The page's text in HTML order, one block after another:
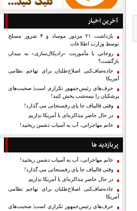
آخرین اخبار
بازداشت ۲۱ مزدور موساد و ۴ شرور مسلح
توسط وزارت اطلاعات
روحانی با مأموریت «رادیکال‌سازی» به میدان
بازگشت؟
جاده‌صاف‌کنی اصلاح‌طلبان برای تهاجم نظامی
آمریکا
حرف‌های رئیس‌جمهور تکراری است| صحبت‌های
پزشکیان را نیمه‌شب پخش کنید!
وقتی قالیباف جا پای رفسنجانی می گذارد!
در حال حاضر مذاکره‌ای با آمریکا نداریم
خانم مهاجرانی، آب به آسیاب دشمن ریختید!
پربازدید ها
خانم مهاجرانی، آب به آسیاب دشمن ریختید!
وقتی قالیباف جا پای رفسنجانی می گذارد!
در حال حاضر مذاکره‌ای با آمریکا نداریم
جاده‌صاف‌کنی اصلاح‌طلبان برای تهاجم نظامی
آمریکا
حرف‌های رئیس‌جمهور تکراری است| صحبت‌های